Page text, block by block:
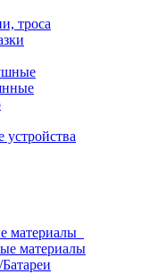
троса
материалы
материалы